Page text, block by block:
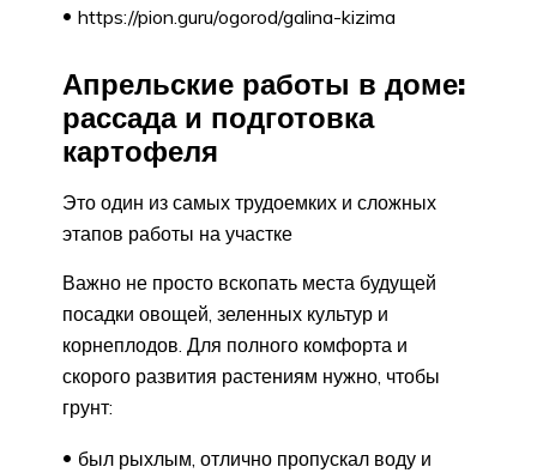
https://pion.guru/ogorod/galina-kizima
Апрельские работы в доме:
рассада и подготовка
картофеля
Это один из самых трудоемких и сложных
этапов работы на участке
Важно не просто вскопать места будущей
посадки овощей, зеленных культур и
корнеплодов. Для полного комфорта и
скорого развития растениям нужно, чтобы
грунт:
был рыхлым, отлично пропускал воду и